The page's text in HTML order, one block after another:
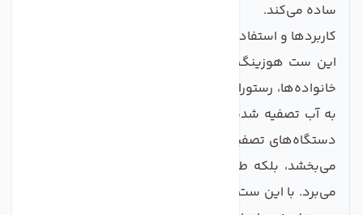
ساده می‌کند.
کاربردها و استفاده‌ها
این ست هوزینگ تصفیه کننده آب، مناسب برای تمامی
خانواده‌ها، رستوران‌ها و انواع مراکز خدماتی است که نیاز
به آب تصفیه شده دارند. استفاده از این هوزینگ‌ها در
دستگاه‌های تصفیه آب خانگی نه تنها کیفیت آب را بهبود
می‌بخشد، بلکه طعم و بوی ناخوشایند آن را نیز از بین
می‌برد. با این ست، به راحتی می‌توانید مراحل تصفیه آب را